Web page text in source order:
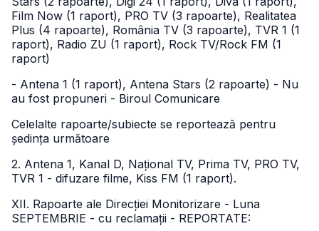
Film Now (1 raport), PRO TV (3 rapoarte), Realitatea
Plus (4 rapoarte), România TV (3 rapoarte), TVR 1 (1
raport), Radio ZU (1 raport), Rock TV/Rock FM (1
raport)
- Antena 1 (1 raport), Antena Stars (2 rapoarte) - Nu
au fost propuneri - Biroul Comunicare
Celelalte rapoarte/subiecte se reportează pentru
ședința următoare
2. Antena 1, Kanal D, Național TV, Prima TV, PRO TV,
TVR 1 - difuzare filme, Kiss FM (1 raport).
XII. Rapoarte ale Direcției Monitorizare - Luna
SEPTEMBRIE - cu reclamații - REPORTATE: